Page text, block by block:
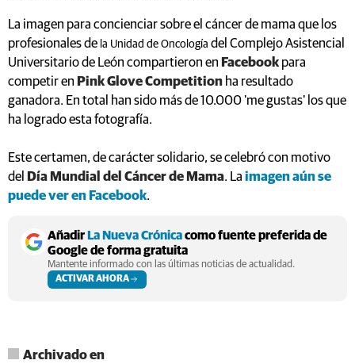
La imagen para concienciar sobre el cáncer de mama que los
profesionales de la Unidad de Oncología del Complejo Asistencial
Universitario de León compartieron en Facebookpara
competir en Pink Glove Competition ha resultado
ganadora. En total han sido más de 10.000 'me gustas' los que
ha logrado esta fotografía.
Este certamen, de carácter solidario, se celebró con motivo
del
Día Mundial del Cáncer de Mama. La imagen aún se
puede ver en Facebook.
AñadirLa Nueva Crónicacomo fuente preferida de
Google de forma gratuita
Mantente informado con las últimas noticias de actualidad.
ACTIVAR AHORA
Archivado en